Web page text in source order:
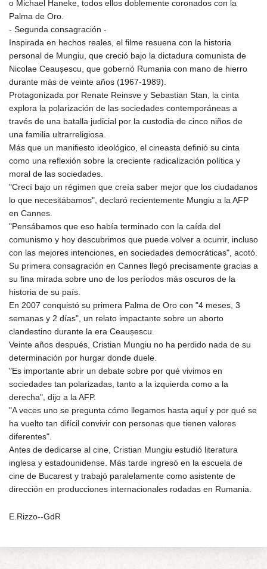
o Michael Haneke, todos ellos doblemente coronados con la
Palma de Oro.
- Segunda consagración -
Inspirada en hechos reales, el filme resuena con la historia
personal de Mungiu, que creció bajo la dictadura comunista de
Nicolae Ceaușescu, que gobernó Rumania con mano de hierro
durante más de veinte años (1967-1989).
Protagonizada por Renate Reinsve y Sebastian Stan, la cinta
explora la polarización de las sociedades contemporáneas a
través de una batalla judicial por la custodia de cinco niños de
una familia ultrarreligiosa.
Más que un manifiesto ideológico, el cineasta definió su cinta
como una reflexión sobre la creciente radicalización política y
moral de las sociedades.
"Crecí bajo un régimen que creía saber mejor que los ciudadanos
lo que necesitábamos", declaró recientemente Mungiu a la AFP
en Cannes.
"Pensábamos que eso había terminado con la caída del
comunismo y hoy descubrimos que puede volver a ocurrir, incluso
con las mejores intenciones, en sociedades democráticas", acotó.
Su primera consagración en Cannes llegó precisamente gracias a
su fina mirada sobre uno de los períodos más oscuros de la
historia de su país.
En 2007 conquistó su primera Palma de Oro con "4 meses, 3
semanas y 2 días", un relato impactante sobre un aborto
clandestino durante la era Ceaușescu.
Veinte años después, Cristian Mungiu no ha perdido nada de su
determinación por hurgar donde duele.
"Es importante abrir un debate sobre por qué vivimos en
sociedades tan polarizadas, tanto a la izquierda como a la
derecha", dijo a la AFP.
"A veces uno se pregunta cómo llegamos hasta aquí y por qué se
ha vuelto tan difícil convivir con personas que tienen valores
diferentes".
Antes de dedicarse al cine, Cristian Mungiu estudió literatura
inglesa y estadounidense. Más tarde ingresó en la escuela de
cine de Bucarest y trabajó paralelamente como asistente de
dirección en producciones internacionales rodadas en Rumania.
E.Rizzo--GdR